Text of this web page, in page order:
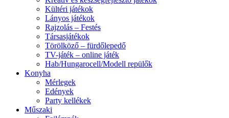
Kültéri játékok
Lányos játékok
Rajzolás – Festés
Társasjátékok
Törölköző – fürdőlepedő
TV-játék – online játék
Hab/Hungarocell/Modell repülők
Konyha
Mérlegek
Edények
Party kellékek
Műszaki